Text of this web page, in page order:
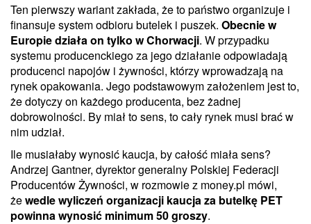
Ten pierwszy wariant zakłada, że to państwo organizuje i
finansuje system odbioru butelek i puszek. Obecnie w
Europie działa on tylko w Chorwacji. W przypadku
systemu producenckiego za jego działanie odpowiadają
producenci napojów i żywności, którzy wprowadzają na
rynek opakowania. Jego podstawowym założeniem jest to,
że dotyczy on każdego producenta, bez żadnej
dobrowolności. By miał to sens, to cały rynek musi brać w
nim udział.
Ile musiałaby wynosić kaucja, by całość miała sens?
Andrzej Gantner, dyrektor generalny Polskiej Federacji
Producentów Żywności, w rozmowie z money.pl mówi,
żewedle wyliczeń organizacji kaucja za butelkę PET
powinna wynosić minimum 50 groszy.